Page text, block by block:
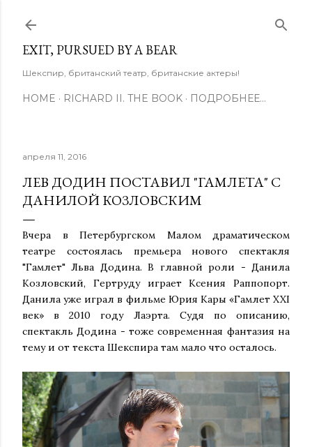
EXIT, PURSUED BY A BEAR
Шекспир, британский театр, британские актеры!
HOME RICHARD II. THE BOOK ПОДРОБНЕЕ…
апреля 11, 2016
ЛЕВ ДОДИН ПОСТАВИЛ "ГАМЛЕТА" С
ДАНИЛОЙ КОЗЛОВСКИМ
Вчера в Петербургском Малом драматическом
театре состоялась премьера нового спектакля
"Гамлет" Льва Додина. В главной роли - Данила
Козловский, Гертруду играет Ксения Раппопорт.
Данила уже играл в фильме Юрия Кары «Гамлет XXI
век» в 2010 году Лаэрта. Судя по описанию,
спектакль Додина - тоже современная фантазия на
тему и от текста Шекспира там мало что осталось.